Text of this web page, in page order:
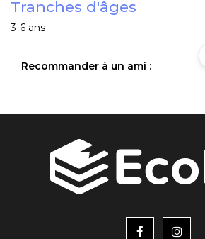
Tranches d'âges
3-6 ans
Recommander à un ami :